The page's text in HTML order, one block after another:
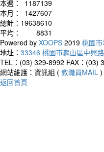
本週：
1187139
本月：
1427607
總計： 19638610
平均：
8831
Powered by XOOPS 2019 桃園
地址： 33346 桃園市龜山區中興
TEL：(03) 329-8992 FAX：(03)
網站維護：資訊組 ( 教職員MAIL )
返回首頁